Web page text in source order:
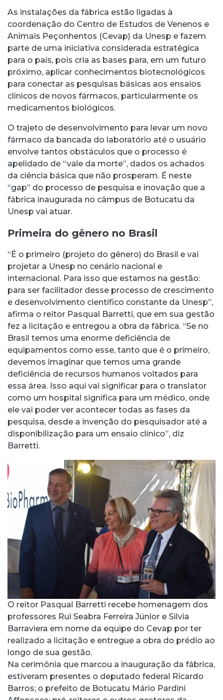
As instalações da fábrica estão ligadas à
coordenação do Centro de Estudos de Venenos e
Animais Peçonhentos (Cevap) da Unesp e fazem
parte de uma iniciativa considerada estratégica
para o país, pois cria as bases para, em um futuro
próximo, aplicar conhecimentos biotecnológicos
para conectar as pesquisas básicas aos ensaios
clínicos de novos fármacos, particularmente os
medicamentos biológicos.
O trajeto de desenvolvimento para levar um novo
fármaco da bancada do laboratório até o usuário
envolve tantos obstáculos que o processo é
apelidado de “vale da morte”, dados os achados
da ciência básica que não prosperam. É neste
“gap” do processo de pesquisa e inovação que a
fábrica inaugurada no câmpus de Botucatu da
Unesp vai atuar.
Primeira do gênero no Brasil
“É o primeiro (projeto do gênero) do Brasil e vai
projetar a Unesp no cenário nacional e
internacional. Para isso que estamos na gestão:
para ser facilitador desse processo de crescimento
e desenvolvimento científico constante da Unesp”,
afirma o reitor Pasqual Barretti, que em sua gestão
fez a licitação e entregou a obra da fábrica. “Se no
Brasil temos uma enorme deficiência de
equipamentos como esse, tanto que é o primeiro,
devemos imaginar que temos uma grande
deficiência de recursos humanos voltados para
essa área. Isso aqui vai significar para o translator
como um hospital significa para um médico, onde
ele vai poder ver acontecer todas as fases da
pesquisa, desde a invenção do pesquisador até a
disponibilização para um ensaio clínico”, diz
Barretti.
O reitor Pasqual Barretti recebe homenagem dos
professores Rui Seabra Ferreira Júnior e Silvia
Barraviera em nome da equipe do Cevap por ter
realizado a licitação e entregue a obra do prédio ao
longo de sua gestão.
Na cerimônia que marcou a inauguração da fábrica,
estiveram presentes o deputado federal Ricardo
Barros; o prefeito de Botucatu Mário Pardini